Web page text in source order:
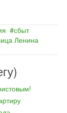
сбыт
Ленина